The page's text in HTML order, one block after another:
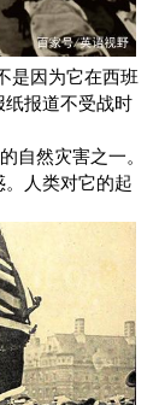
是因为它在西班
报道不受战时
自然灾害之一。
人类对它的起